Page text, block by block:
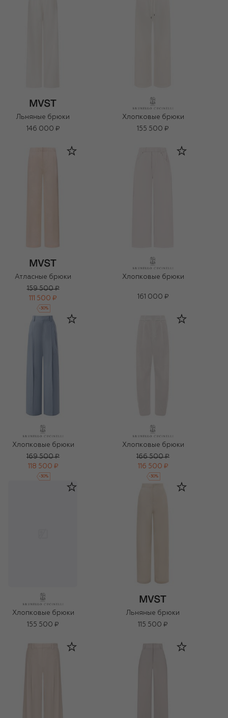
Льняные брюки
146 000 ₽
Хлопковые брюки
155 500 ₽
Атласные брюки
159 500 ₽
111 500 ₽
-30%
Хлопковые брюки
161 000 ₽
Хлопковые брюки
169 500 ₽
118 500 ₽
-30%
Хлопковые брюки
166 500 ₽
116 500 ₽
-30%
Хлопковые брюки
155 500 ₽
Льняные брюки
115 500 ₽